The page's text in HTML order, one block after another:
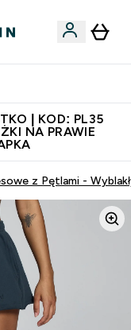
| KOD: PL35
NA PRAWIE
z Pętlami -